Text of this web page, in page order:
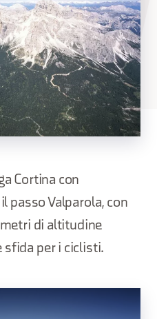
Cortina con
passo Valparola, con
metri di altitudine
sfida per i ciclisti.